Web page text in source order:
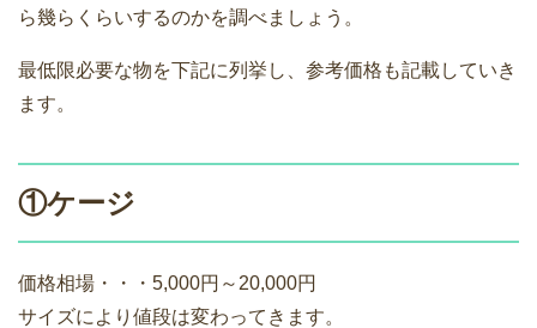
ら幾らくらいするのかを調べましょう。
最低限必要な物を下記に列挙し、参考価格も記載していき
ます。
①ケージ
価格相場・・・5,000円～20,000円
サイズにより値段は変わってきます。